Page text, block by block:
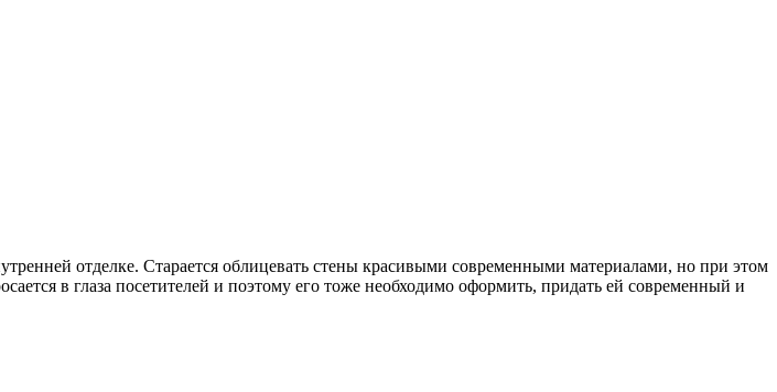
отделке. Старается облицевать стены красивыми современными материалами, но при этом
в глаза посетителей и поэтому его тоже необходимо оформить, придать ей современный и